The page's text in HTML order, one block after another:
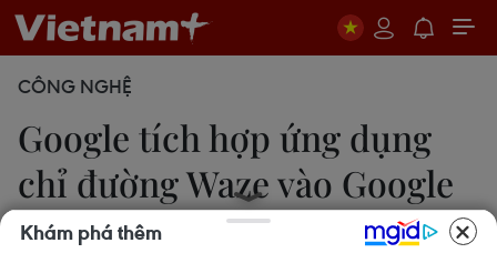
CÔNG NGHỆ
Google tích hợp ứng dụng
chỉ đường Waze vào Google
Geo
Khám phá thêm